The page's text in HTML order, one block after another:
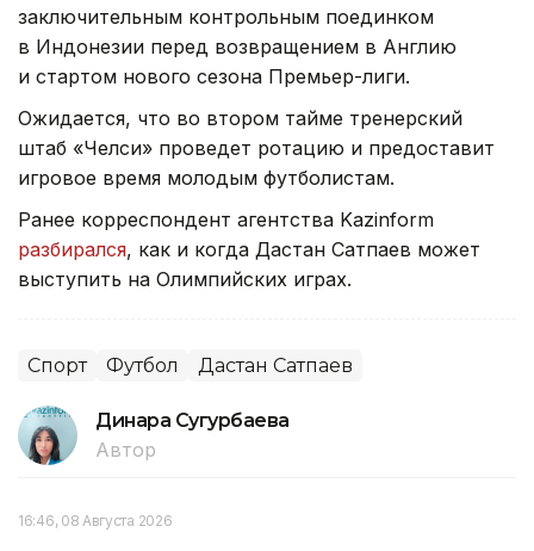
заключительным контрольным поединком
в Индонезии перед возвращением в Англию
и стартом нового сезона Премьер-лиги.
Ожидается, что во втором тайме тренерский
штаб «Челси» проведет ротацию и предоставит
игровое время молодым футболистам.
Ранее корреспондент агентства Kazinform
разбирался, как и когда Дастан Сатпаев может
выступить на Олимпийских играх.
Спорт Футбол Дастан Сатпаев
Динара Сугурбаева
Автор
16:46, 08 Августа 2026